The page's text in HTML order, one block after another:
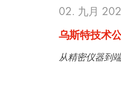
02. 九月
乌斯特技术
从精密仪器到